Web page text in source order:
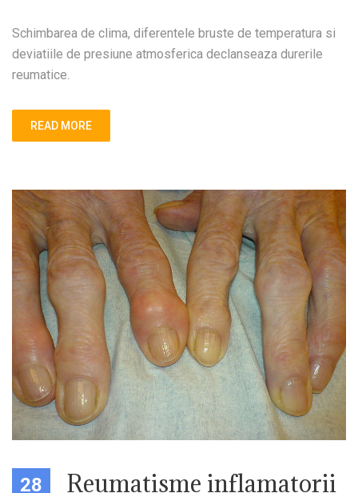
Schimbarea de clima, diferentele bruste de temperatura si
deviatiile de presiune atmosferica declanseaza durerile
reumatice.
READ MORE
28 Reumatisme inflamatorii